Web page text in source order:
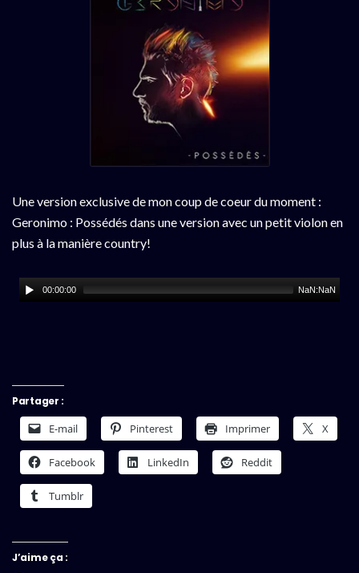
Une version exclusive de mon coup de coeur du moment :
Geronimo : Possédés dans une version avec un petit violon en
plus à la manière country!
00:00:00 NaN:NaN
Partager :
E-mail Pinterest Imprimer X
Facebook LinkedIn Reddit
Tumblr
J’aime ça :